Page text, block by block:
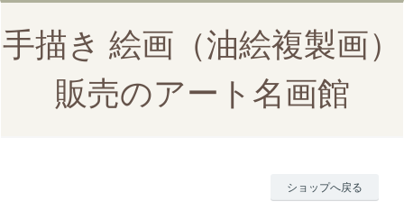
手描き 絵画（油絵複製画）
販売のアート名画館
ショップへ戻る